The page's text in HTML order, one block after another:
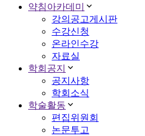
약침아카데미
강의공고게시판
수강신청
온라인수강
자료실
학회공지
공지사항
학회소식
학술활동
편집위원회
논문투고